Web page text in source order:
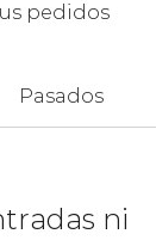
pedidos
Pasados
ni